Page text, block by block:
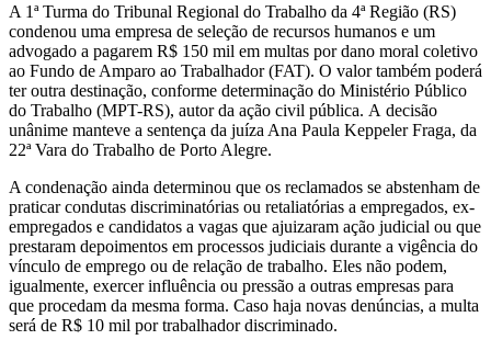
A 1ª Turma do Tribunal Regional do Trabalho da 4ª Região (RS)
condenou uma empresa de seleção de recursos humanos e um
advogado a pagarem R$ 150 mil em multas por dano moral coletivo
ao Fundo de Amparo ao Trabalhador (FAT). O valor também poderá
ter outra destinação, conforme determinação do Ministério Público
do Trabalho (MPT-RS), autor da ação civil pública. A decisão
unânime manteve a sentença da juíza Ana Paula Keppeler Fraga, da
22ª Vara do Trabalho de Porto Alegre.
A condenação ainda determinou que os reclamados se abstenham de
praticar condutas discriminatórias ou retaliatórias a empregados, ex-
empregados e candidatos a vagas que ajuizaram ação judicial ou que
prestaram depoimentos em processos judiciais durante a vigência do
vínculo de emprego ou de relação de trabalho. Eles não podem,
igualmente, exercer influência ou pressão a outras empresas para
que procedam da mesma forma. Caso haja novas denúncias, a multa
será de R$ 10 mil por trabalhador discriminado.